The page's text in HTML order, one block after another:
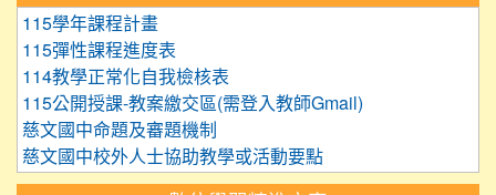
115學年課程計畫
115彈性課程進度表
114教學正常化自我檢核表
115公開授課-教案繳交區(需登入教師Gmail)
慈文國中命題及審題機制
慈文國中校外人士協助教學或活動要點